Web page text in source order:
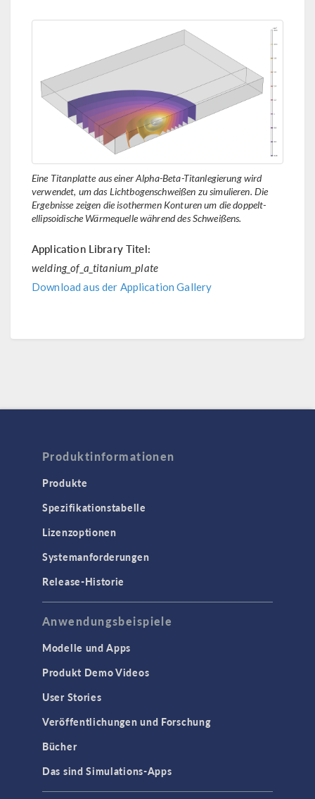
Eine Titanplatte aus einer Alpha-Beta-Titanlegierung wird
verwendet, um das Lichtbogenschweißen zu simulieren. Die
Ergebnisse zeigen die isothermen Konturen um die doppelt-
ellipsoidische Wärmequelle während des Schweißens.
Application Library Titel:
welding_of_a_titanium_plate
Download aus der Application Gallery
Produktinformationen
Produkte
Spezifikationstabelle
Lizenzoptionen
Systemanforderungen
Release-Historie
Anwendungsbeispiele
Modelle und Apps
Produkt Demo Videos
User Stories
Veröffentlichungen und Forschung
Bücher
Das sind Simulations-Apps